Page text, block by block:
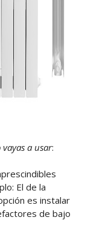
a usar:
El de la
es instalar
de bajo